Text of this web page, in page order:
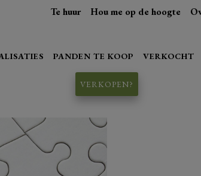
Te huur Hou me op de hoogte
PANDEN TE KOOP VERKOCHT
VERKOPEN?